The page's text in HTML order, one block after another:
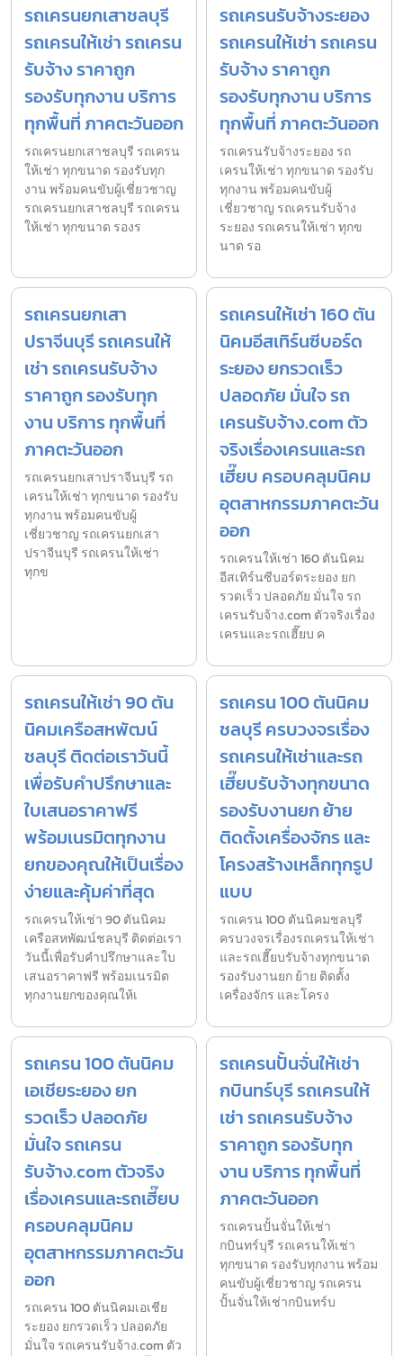
รถเครนยกเสาชลบุรี
รถเครนให้เช่า รถเครน
รับจ้าง ราคาถูก
รองรับทุกงาน บริการ
ทุกพื้นที่ ภาคตะวันออก
รถเครนยกเสาชลบุรี รถเครน
ให้เช่า ทุกขนาด รองรับทุก
งาน พร้อมคนขับผู้เชี่ยวชาญ
รถเครนยกเสาชลบุรี รถเครน
ให้เช่า ทุกขนาด รองร
รถเครนรับจ้างระยอง
รถเครนให้เช่า รถเครน
รับจ้าง ราคาถูก
รองรับทุกงาน บริการ
ทุกพื้นที่ ภาคตะวันออก
รถเครนรับจ้างระยอง รถ
เครนให้เช่า ทุกขนาด รองรับ
ทุกงาน พร้อมคนขับผู้
เชี่ยวชาญ รถเครนรับจ้าง
ระยอง รถเครนให้เช่า ทุกข
นาด รอ
รถเครนยกเสา
ปราจีนบุรี รถเครนให้
เช่า รถเครนรับจ้าง
ราคาถูก รองรับทุก
งาน บริการ ทุกพื้นที่
ภาคตะวันออก
รถเครนยกเสาปราจีนบุรี รถ
เครนให้เช่า ทุกขนาด รองรับ
ทุกงาน พร้อมคนขับผู้
เชี่ยวชาญ รถเครนยกเสา
ปราจีนบุรี รถเครนให้เช่า
ทุกข
รถเครนให้เช่า 160 ตัน
นิคมอีสเทิร์นซีบอร์ด
ระยอง ยกรวดเร็ว
ปลอดภัย มั่นใจ รถ
เครนรับจ้าง.com ตัว
จริงเรื่องเครนและรถ
เฮี๊ยบ ครอบคลุมนิคม
อุตสาหกรรมภาคตะวัน
ออก
รถเครนให้เช่า 160 ตันนิคม
อีสเทิร์นซีบอร์ดระยอง ยก
รวดเร็ว ปลอดภัย มั่นใจ รถ
เครนรับจ้าง.com ตัวจริงเรื่อง
เครนและรถเฮี๊ยบ ค
รถเครนให้เช่า 90 ตัน
นิคมเครือสหพัฒน์
ชลบุรี ติดต่อเราวันนี้
เพื่อรับคำปรึกษาและ
ใบเสนอราคาฟรี
พร้อมเนรมิตทุกงาน
ยกของคุณให้เป็นเรื่อง
ง่ายและคุ้มค่าที่สุด
รถเครนให้เช่า 90 ตันนิคม
เครือสหพัฒน์ชลบุรี ติดต่อเรา
วันนี้เพื่อรับคำปรึกษาและใบ
เสนอราคาฟรี พร้อมเนรมิต
ทุกงานยกของคุณให้เ
รถเครน 100 ตันนิคม
ชลบุรี ครบวงจรเรื่อง
รถเครนให้เช่าและรถ
เฮี๊ยบรับจ้างทุกขนาด
รองรับงานยก ย้าย
ติดตั้งเครื่องจักร และ
โครงสร้างเหล็กทุกรูป
แบบ
รถเครน 100 ตันนิคมชลบุรี
ครบวงจรเรื่องรถเครนให้เช่า
และรถเฮี๊ยบรับจ้างทุกขนาด
รองรับงานยก ย้าย ติดตั้ง
เครื่องจักร และโครง
รถเครน 100 ตันนิคม
เอเชียระยอง ยก
รวดเร็ว ปลอดภัย
มั่นใจ รถเครน
รับจ้าง.com ตัวจริง
เรื่องเครนและรถเฮี๊ยบ
ครอบคลุมนิคม
อุตสาหกรรมภาคตะวัน
ออก
รถเครน 100 ตันนิคมเอเชีย
ระยอง ยกรวดเร็ว ปลอดภัย
มั่นใจ รถเครนรับจ้าง.com ตัว
รถเครนปั้นจั่นให้เช่า
กบินทร์บุรี รถเครนให้
เช่า รถเครนรับจ้าง
ราคาถูก รองรับทุก
งาน บริการ ทุกพื้นที่
ภาคตะวันออก
รถเครนปั้นจั่นให้เช่า
กบินทร์บุรี รถเครนให้เช่า
ทุกขนาด รองรับทุกงาน พร้อม
คนขับผู้เชี่ยวชาญ รถเครน
ปั้นจั่นให้เช่ากบินทร์บ